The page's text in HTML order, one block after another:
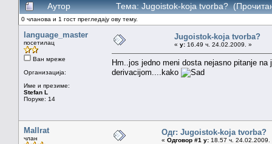
Аутор Тема: Jugoistok-koja tvorba?
0 чланова и 1 гост прегледају ову тему.
language_master
посетилац
Ван мреже
Организација:
Име и презиме:
Stefan L
Поруке: 14
Jugoistok-koja tvorba?
« у: 16.49 ч. 24.02.2009. »
Hm..jos jedno meni dosta nejasno pitanje
derivacijom....kako
Mallrat
члан
Одг: Jugoistok-koja tvorba?
« Одговор #1 у: 18.57 ч. 24.02.2009.